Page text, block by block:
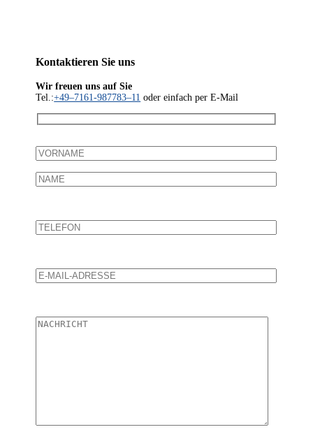
Kon­tak­tie­ren Sie uns
Wir freu­en uns auf Sie
Tel.:+49–7161-987783–11 oder ein­fach per E‑Mail